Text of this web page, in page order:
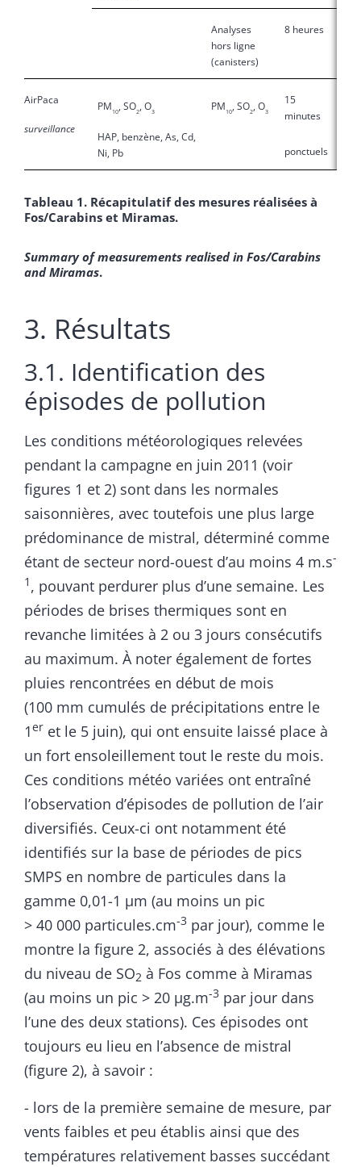
Analyses
hors ligne
(canisters)
8 heures
AirPaca
surveillance
PM 10, SO2, O3
HAP, benzène, As, Cd,
Ni, Pb
PM 10, SO2, O3
15
minutes
ponctuels
Tableau 1. Récapitulatif des mesures réalisées à
Fos/Carabins et Miramas.
Summary of measurements realised in Fos/Carabins
and Miramas.
3. Résultats
3.1. Identification des
épisodes de pollution
Les conditions météorologiques relevées
pendant la campagne en juin 2011 (voir
figures 1 et 2) sont dans les normales
saisonnières, avec toutefois une plus large
prédominance de mistral, déterminé comme
étant de secteur nord-ouest d’au moins 4 m.s-
1 , pouvant perdurer plus d’une semaine. Les
périodes de brises thermiques sont en
revanche limitées à 2 ou 3 jours consécutifs
au maximum. À noter également de fortes
pluies rencontrées en début de mois
(100 mm cumulés de précipitations entre le
1er et le 5 juin), qui ont ensuite laissé place à
un fort ensoleillement tout le reste du mois.
Ces conditions météo variées ont entraîné
l’observation d’épisodes de pollution de l’air
diversifiés. Ceux-ci ont notamment été
identifiés sur la base de périodes de pics
SMPS en nombre de particules dans la
gamme 0,01-1 µm (au moins un pic
> 40 000 particules.cm-3 par jour), comme le
montre la figure 2, associés à des élévations
du niveau de SO2 à Fos comme à Miramas
(au moins un pic > 20 µg.m-3 par jour dans
l’une des deux stations). Ces épisodes ont
toujours eu lieu en l’absence de mistral
(figure 2), à savoir :
- lors de la première semaine de mesure, par
vents faibles et peu établis ainsi que des
températures relativement basses succédant